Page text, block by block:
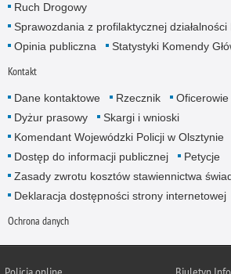
Ruch Drogowy
Sprawozdania z profilaktycznej działalności
Opinia publiczna
Statystyki Komendy
Kontakt
Dane kontaktowe Rzecznik
Dyżur prasowy
Skargi i wnioski
Komendant Wojewódzki Policji w Olsztynie
Dostęp do informacji publicznej
Petycje
Zasady zwrotu kosztów stawiennictwa
Deklaracja dostępności strony internetowej
Ochrona danych